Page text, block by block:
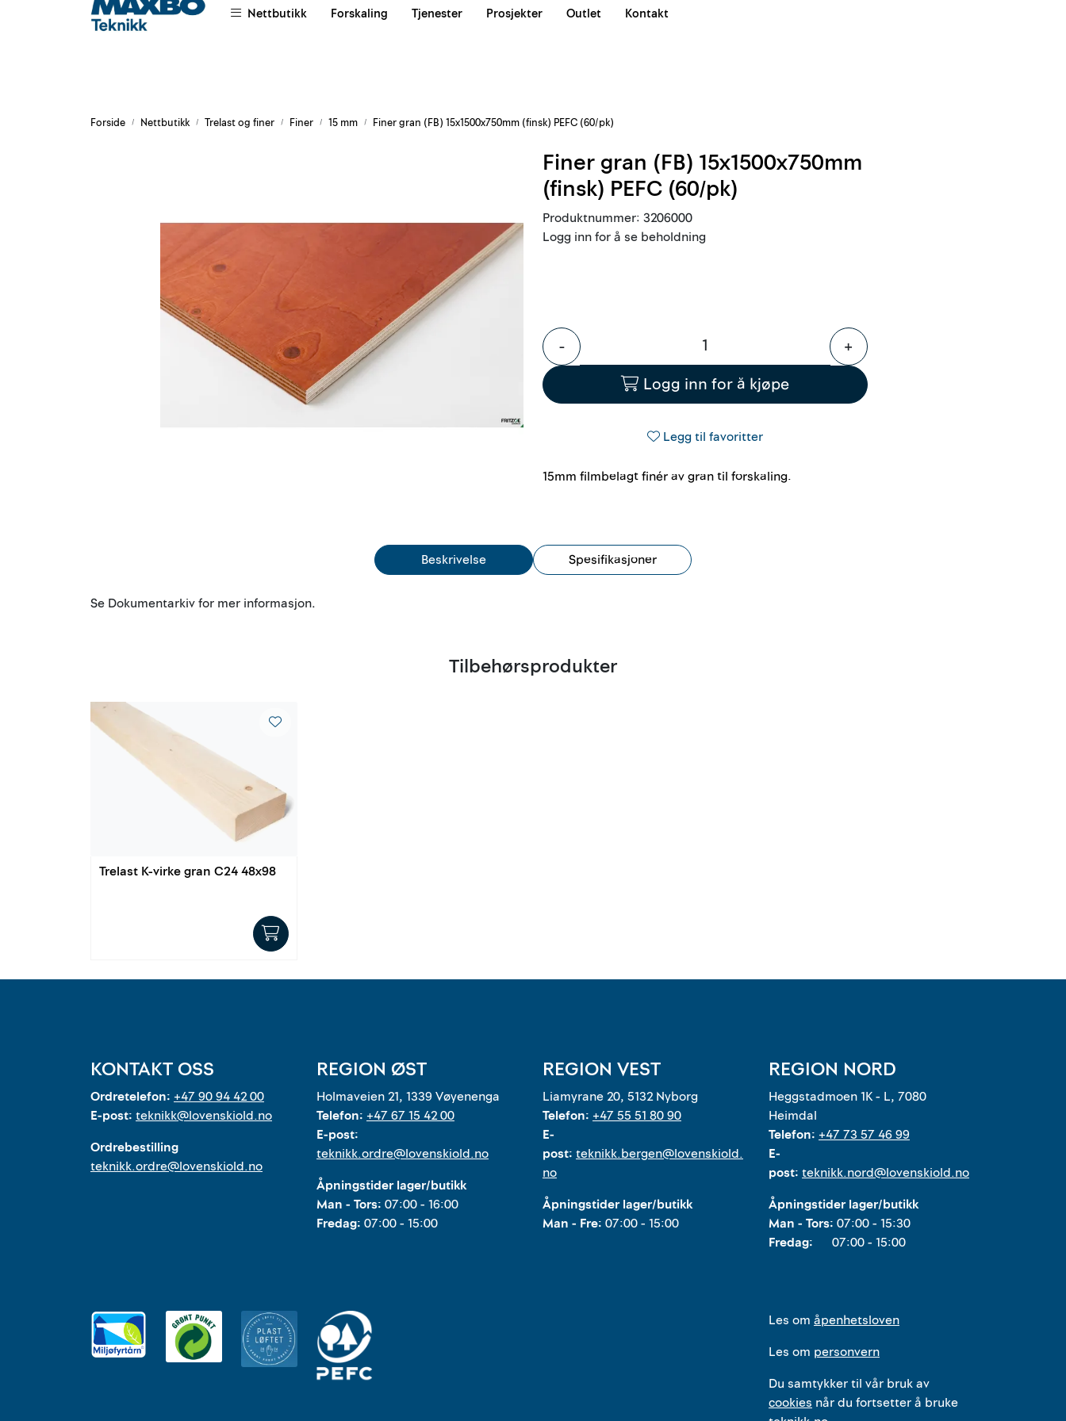
Skip to main content
Om oss | Leievilkår | Våre team
Nettbutikk Forskaling Tjenester Prosjekter Outlet Kontakt
Forside Nettbutikk Trelast og finer Finer 15 mm Finer gran (FB) 15x1500x750mm (finsk) PEFC (60/pk)
Finer gran (FB) 15x1500x750mm
(finsk) PEFC (60/pk)
Produktnummer: 3206000
Logg inn for å se beholdning
-
+
Logg inn for å kjøpe
Legg til favoritter
15mm filmbelagt finér av gran til forskaling.
Beskrivelse Spesifikasjoner
Se Dokumentarkiv for mer informasjon.
Tilbehørsprodukter
Trelast K-virke gran C24 48x98
KONTAKT OSS
Ordretelefon: +47 90 94 42 00
E-post: teknikk@lovenskiold.no
Ordrebestilling
teknikk.ordre@lovenskiold.no
REGION ØST
Holmaveien 21, 1339 Vøyenenga
Telefon: +47 67 15 42 00
E-post:
teknikk.ordre@lovenskiold.no
Åpningstider lager/butikk
Man - Tors: 07:00 - 16:00
Fredag: 07:00 - 15:00
REGION VEST
Liamyrane 20, 5132 Nyborg
Telefon: +47 55 51 80 90
E-
post: teknikk.bergen@lovenskiold.
no
Åpningstider lager/butikk
Man - Fre: 07:00 - 15:00
REGION NORD
Heggstadmoen 1K - L, 7080
Heimdal
Telefon: +47 73 57 46 99
E-
post: teknikk.nord@lovenskiold.no
Åpningstider lager/butikk
Man - Tors: 07:00 - 15:30
Fredag: 07:00 - 15:00
Les om åpenhetsloven
Les om personvern
Du samtykker til vår bruk av
cookies når du fortsetter å bruke